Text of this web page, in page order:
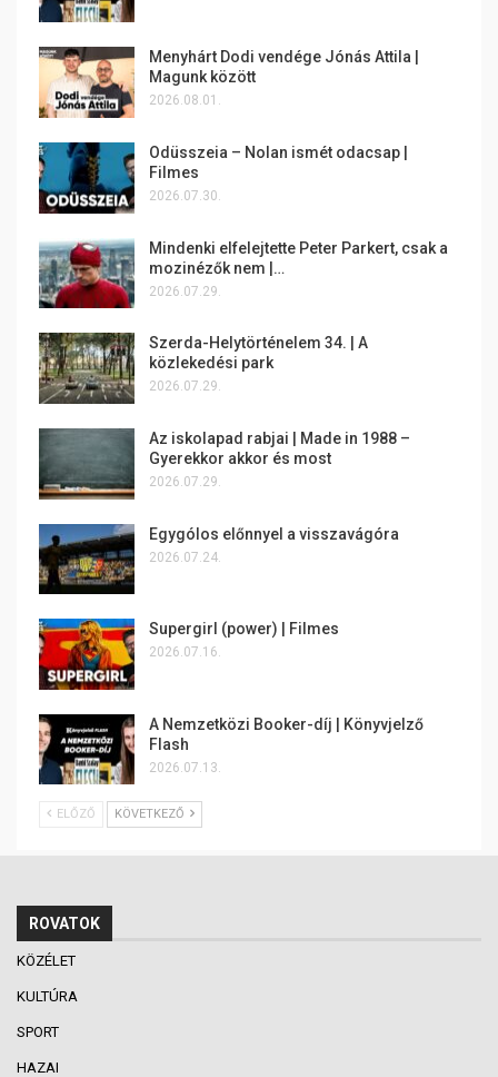
Menyhárt Dodi vendége Jónás Attila |
Magunk között
2026.08.01.
Odüsszeia – Nolan ismét odacsap |
Filmes
2026.07.30.
Mindenki elfelejtette Peter Parkert, csak a
mozinézők nem |…
2026.07.29.
Szerda-Helytörténelem 34. | A
közlekedési park
2026.07.29.
Az iskolapad rabjai | Made in 1988 –
Gyerekkor akkor és most
2026.07.29.
Egygólos előnnyel a visszavágóra
2026.07.24.
Supergirl (power) | Filmes
2026.07.16.
A Nemzetközi Booker-díj | Könyvjelző
Flash
2026.07.13.
ELŐZŐ KÖVETKEZŐ
ROVATOK
KÖZÉLET
KULTÚRA
SPORT
HAZAI